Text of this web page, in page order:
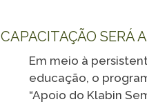
CAPACITAÇÃO SERÁ
Em meio à
educação, o
“Apoio do Klabin